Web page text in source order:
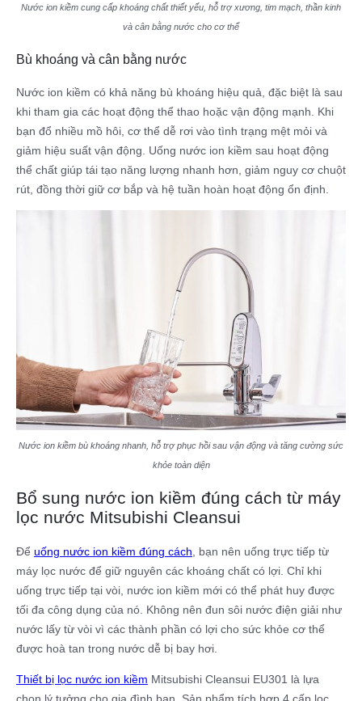
Nước ion kiềm cung cấp khoáng chất thiết yếu, hỗ trợ xương, tim mạch, thần kinh
và cân bằng nước cho cơ thể
Bù khoáng và cân bằng nước
Nước ion kiềm có khả năng bù khoáng hiệu quả, đặc biệt là sau
khi tham gia các hoạt động thể thao hoặc vận động mạnh. Khi
bạn đổ nhiều mồ hôi, cơ thể dễ rơi vào tình trạng mệt mỏi và
giảm hiệu suất vận động. Uống nước ion kiềm sau hoạt động
thể chất giúp tái tạo năng lượng nhanh hơn, giảm nguy cơ chuột
rút, đồng thời giữ cơ bắp và hệ tuần hoàn hoạt động ổn định.
Nước ion kiềm bù khoáng nhanh, hỗ trợ phục hồi sau vận động và tăng cường sức
khỏe toàn diện
Bổ sung nước ion kiềm đúng cách từ máy
lọc nước Mitsubishi Cleansui
Để uống nước ion kiềm đúng cách , bạn nên uống trực tiếp từ
máy lọc nước để giữ nguyên các khoáng chất có lợi. Chỉ khi
uống trực tiếp tại vòi, nước ion kiềm mới có thể phát huy được
tối đa công dụng của nó. Không nên đun sôi nước điện giải như
nước lấy từ vòi vì các thành phần có lợi cho sức khỏe cơ thể
được hoà tan trong nước dễ bị bay hơi.
Thiết bị lọc nước ion kiềm Mitsubishi Cleansui EU301 là lựa
chọn lý tưởng cho gia đình bạn. Sản phẩm tích hợp 4 cấp lọc